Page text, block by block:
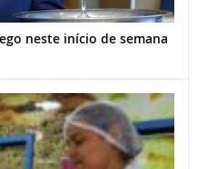
neste início de semana